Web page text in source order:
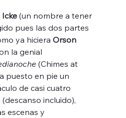
(un nombre a tener
pues las dos partes
ya hiciera Orson
la genial
(Chimes at
puesto en pie un
de casi cuatro
incluido),
escenas y